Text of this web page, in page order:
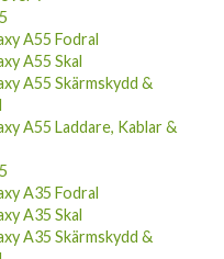
A55 Fodral
A55 Skal
A55 Skärmskydd &
A55 Laddare, Kablar &
A35 Fodral
A35 Skal
A35 Skärmskydd &